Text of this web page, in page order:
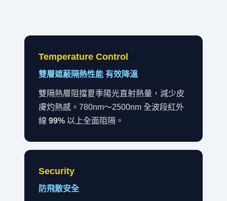
Temperature Control
雙層遮蔽隔熱性能 有效降溫
雙隔熱層阻擋夏季陽光直射熱量，減少皮
膚灼熱感。780nm～2500nm 全波段紅外
線 99% 以上全面阻隔。
Security
防飛散安全